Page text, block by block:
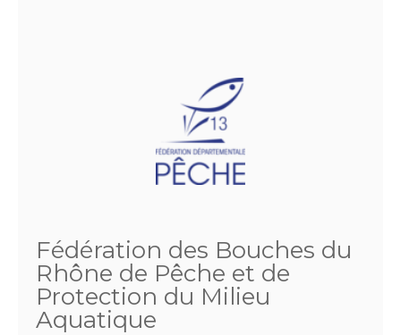
Fédération des Bouches du
Rhône de Pêche et de
Protection du Milieu
Aquatique